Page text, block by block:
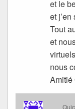
et le
et
Tout
et
virtuels
nous
Amitié